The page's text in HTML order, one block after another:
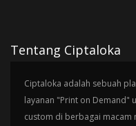
Tentang Ciptaloka
Ciptaloka adalah sebuah
layanan "Print on Demand"
custom di berbagai macam